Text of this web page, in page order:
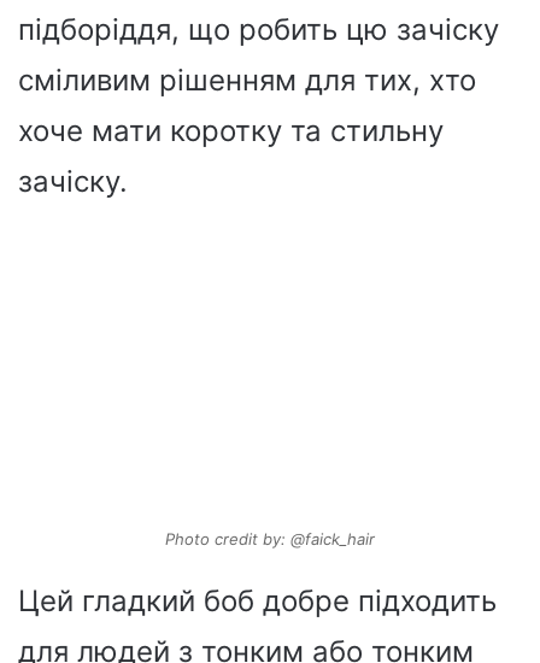
підборіддя, що робить цю зачіску
сміливим рішенням для тих, хто
хоче мати коротку та стильну
зачіску.
Photo credit by: @faick_hair
Цей гладкий боб добре підходить
для людей з тонким або тонким